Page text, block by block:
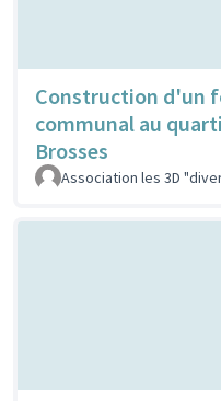
Construction d'un
communal au
Brosses
Association les 3D